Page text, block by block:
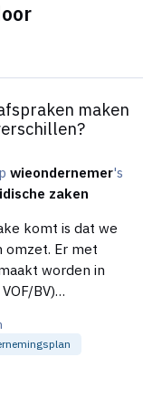
maken
wieondernemer's
zaken
komt is dat we
omzet. Er met
worden in
BV)
in mijn optiek dus